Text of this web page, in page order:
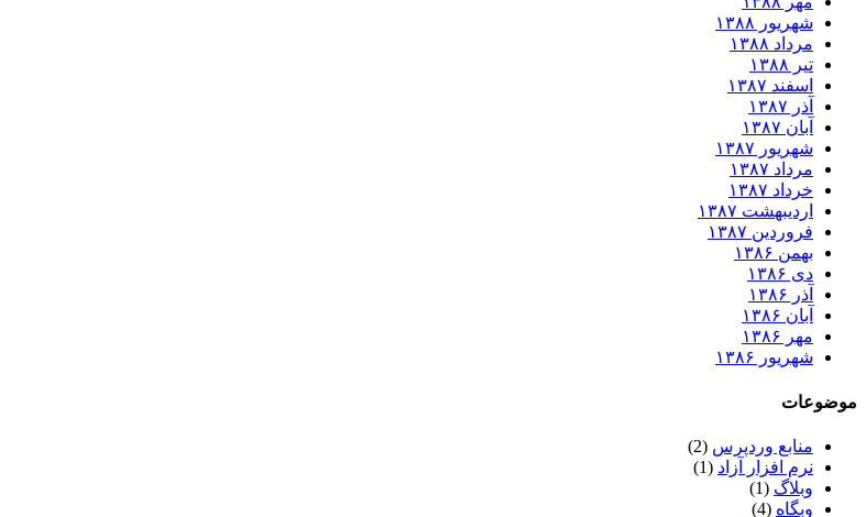
شهریور ۱۳۸۸
مرداد ۱۳۸۸
تیر ۱۳۸۸
اسفند ۱۳۸۷
آذر ۱۳۸۷
آبان ۱۳۸۷
شهریور ۱۳۸۷
مرداد ۱۳۸۷
خرداد ۱۳۸۷
اردیبهشت ۱۳۸۷
فروردین ۱۳۸۷
بهمن ۱۳۸۶
دی ۱۳۸۶
آذر ۱۳۸۶
آبان ۱۳۸۶
مهر ۱۳۸۶
شهریور ۱۳۸۶
موضوعات
منابع وردپرس (2)
نرم افزار آزاد (1)
وبلاگ (1)
وبگاه (4)